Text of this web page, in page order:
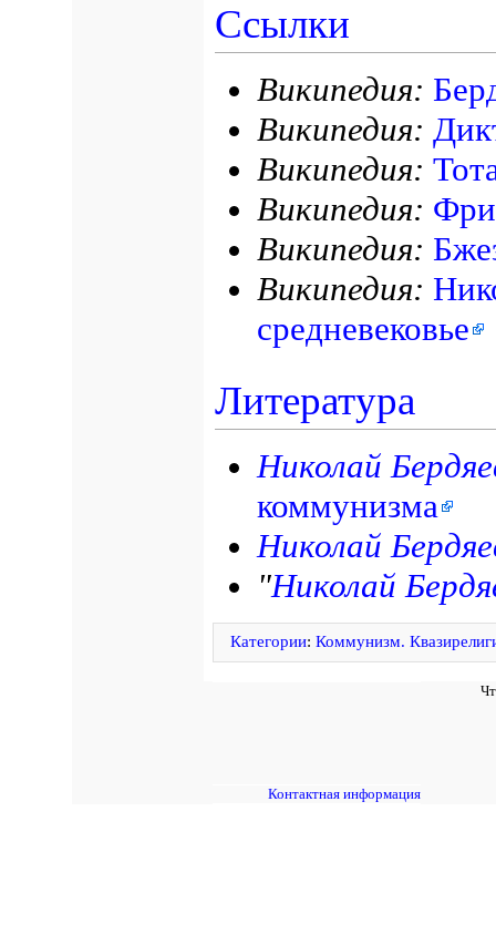
Ссылки
Википедия:
Википедия:
Википедия:
Википедия:
Википедия:
Википедия:
средневековье
Литература
Николай
коммунизма
Николай
"Николай
Категории: Коммунизм.
Контактная информация